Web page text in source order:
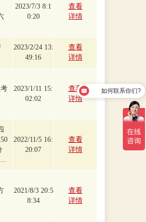
2023/7/3 8:1
0:20
查看
详情
2023/2/24 13:
49:16
查看
详情
2023/1/11 15:
02:02
查看
详情
2022/11/5 16:
20:07
查看
详情
2021/8/3 20:5
8:34
查看
详情
如何联系你们?